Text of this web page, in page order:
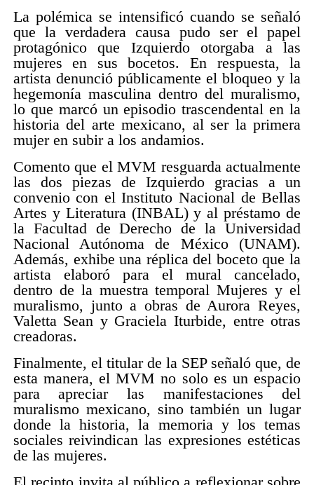
La polémica se intensificó cuando se señaló
que la verdadera causa pudo ser el papel
protagónico que Izquierdo otorgaba a las
mujeres en sus bocetos. En respuesta, la
artista denunció públicamente el bloqueo y la
hegemonía masculina dentro del muralismo,
lo que marcó un episodio trascendental en la
historia del arte mexicano, al ser la primera
mujer en subir a los andamios.
Comento que el MVM resguarda actualmente
las dos piezas de Izquierdo gracias a un
convenio con el Instituto Nacional de Bellas
Artes y Literatura (INBAL) y al préstamo de
la Facultad de Derecho de la Universidad
Nacional Autónoma de México (UNAM).
Además, exhibe una réplica del boceto que la
artista elaboró para el mural cancelado,
dentro de la muestra temporal Mujeres y el
muralismo, junto a obras de Aurora Reyes,
Valetta Sean y Graciela Iturbide, entre otras
creadoras.
Finalmente, el titular de la SEP señaló que, de
esta manera, el MVM no solo es un espacio
para apreciar las manifestaciones del
muralismo mexicano, sino también un lugar
donde la historia, la memoria y los temas
sociales reivindican las expresiones estéticas
de las mujeres.